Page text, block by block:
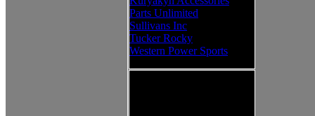
Parts Unlimited
Sullivans Inc
Tucker Rocky
Western Power Sports